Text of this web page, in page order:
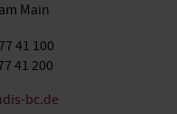
Main
41 100
41 200
bc.de